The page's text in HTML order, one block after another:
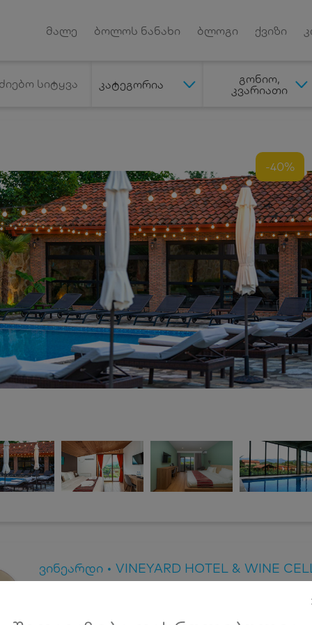
მალე ბოლოს ნანახი ბლოგი ქვიზი
კატეგორია
გონიო,
კვარიათი
-40%
ვინეარდი • VINEYARD HOTEL & WINE